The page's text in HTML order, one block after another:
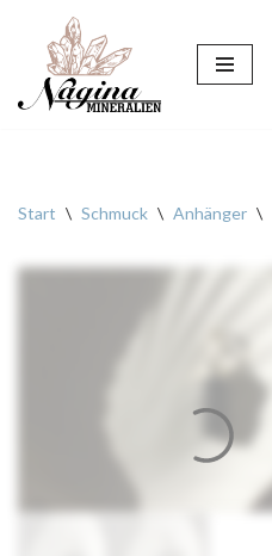
Zum
Inhalt
Start \ Schmuck \ Anhänger \